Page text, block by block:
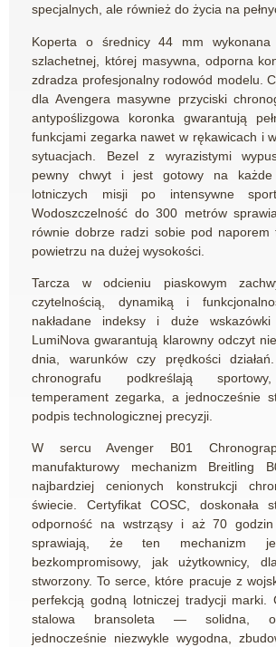
specjalnych, ale również do życia na
Koperta o średnicy 44 mm wykonana
szlachetnej, której masywna, odporna
zdradza profesjonalny rodowód modelu.
dla Avengera masywne przyciski
antypoślizgowa koronka gwarantują
funkcjami zegarka nawet w rękawicach i
sytuacjach. Bezel z wyrazistymi
pewny chwyt i jest gotowy na
lotniczych misji po intensywne
Wodoszczelność do 300 metrów
równie dobrze radzi sobie pod
powietrzu na dużej wysokości.
Tarcza w odcieniu piaskowym
czytelnością, dynamiką i
nakładane indeksy i duże
LumiNova gwarantują klarowny odczyt
dnia, warunków czy prędkości
chronografu podkreślają
temperament zegarka, a jednocześnie
podpis technologicznej precyzji.
W sercu Avenger B01
manufakturowy mechanizm
najbardziej cenionych konstrukcji
świecie. Certyfikat COSC, doskonała
odporność na wstrząsy i aż 70
sprawiają, że ten mechanizm
bezkompromisowy, jak użytkownicy,
stworzony. To serce, które pracuje z
perfekcją godną lotniczej tradycji marki.
stalowa bransoleta — solidna,
jednocześnie niezwykle wygodna,